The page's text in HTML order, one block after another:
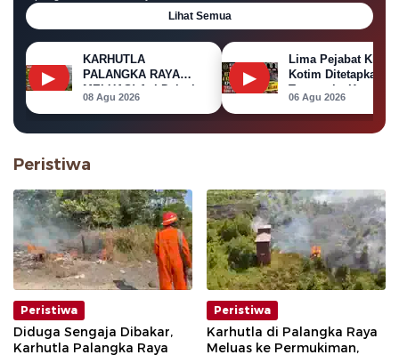
Lihat Semua
▶
KARHUTLA
PALANGKA RAYA
MELUAS! Api Dekati
Permukiman, Rumah
Terbakar
08 Agu 2026
▶
Lima Pejabat KPU
Kotim Ditetapkan
Tersangka Korupsi
Dana Hibah Pilkada
06 Agu 2026
Peristiwa
Peristiwa
Diduga Sengaja Dibakar,
Karhutla Palangka Raya
Peristiwa
Karhutla di Palangka Raya
Meluas ke Permukiman,